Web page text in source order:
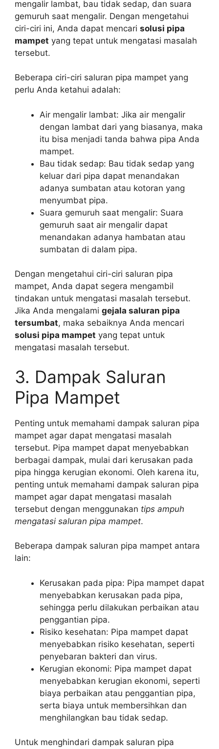
mengalir lambat, bau tidak sedap, dan suara
gemuruh saat mengalir. Dengan mengetahui
ciri-ciri ini, Anda dapat mencari solusi pipa
mampet yang tepat untuk mengatasi masalah
tersebut.
Beberapa ciri-ciri saluran pipa mampet yang
perlu Anda ketahui adalah:
Air mengalir lambat: Jika air mengalir
dengan lambat dari yang biasanya, maka
itu bisa menjadi tanda bahwa pipa Anda
mampet.
Bau tidak sedap: Bau tidak sedap yang
keluar dari pipa dapat menandakan
adanya sumbatan atau kotoran yang
menyumbat pipa.
Suara gemuruh saat mengalir: Suara
gemuruh saat air mengalir dapat
menandakan adanya hambatan atau
sumbatan di dalam pipa.
Dengan mengetahui ciri-ciri saluran pipa
mampet, Anda dapat segera mengambil
tindakan untuk mengatasi masalah tersebut.
Jika Anda mengalami gejala saluran pipa
tersumbat, maka sebaiknya Anda mencari
solusi pipa mampet yang tepat untuk
mengatasi masalah tersebut.
3. Dampak Saluran
Pipa Mampet
Penting untuk memahami dampak saluran pipa
mampet agar dapat mengatasi masalah
tersebut. Pipa mampet dapat menyebabkan
berbagai dampak, mulai dari kerusakan pada
pipa hingga kerugian ekonomi. Oleh karena itu,
penting untuk memahami dampak saluran pipa
mampet agar dapat mengatasi masalah
tersebut dengan menggunakan tips ampuh
mengatasi saluran pipa mampet.
Beberapa dampak saluran pipa mampet antara
lain:
Kerusakan pada pipa: Pipa mampet dapat
menyebabkan kerusakan pada pipa,
sehingga perlu dilakukan perbaikan atau
penggantian pipa.
Risiko kesehatan: Pipa mampet dapat
menyebabkan risiko kesehatan, seperti
penyebaran bakteri dan virus.
Kerugian ekonomi: Pipa mampet dapat
menyebabkan kerugian ekonomi, seperti
biaya perbaikan atau penggantian pipa,
serta biaya untuk membersihkan dan
menghilangkan bau tidak sedap.
Untuk menghindari dampak saluran pipa